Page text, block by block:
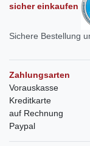
sicher einkaufen
Sichere Bestellung
Zahlungsarten
Vorauskasse
Kreditkarte
auf Rechnung
Paypal